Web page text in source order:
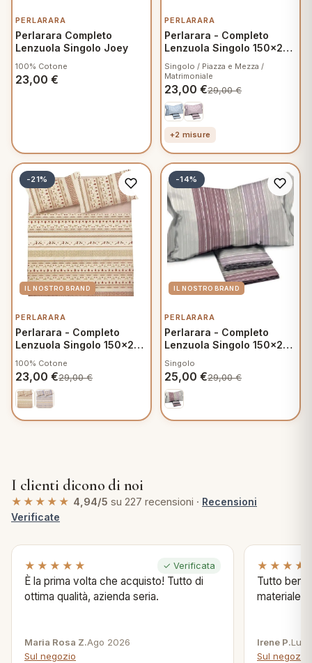
PERLARARA
Perlarara Completo
Lenzuola Singolo Joey
100% Cotone
23,00 €
PERLARARA
Perlarara - Completo
Lenzuola Singolo 150x280
cm in Flanella - Freya
D755
Singolo / Piazza e Mezza /
Matrimoniale
23,00 €29,00€
+2 misure
-21%
PERLARARA
Perlarara - Completo
Lenzuola Singolo 150x295
cm in Cotone - Lienz A162
100% Cotone
23,00 €29,00€
-14%
PERLARARA
Perlarara - Completo
Lenzuola Singolo 150x280
cm in Flanella - Dana
C305
Singolo
25,00 €29,00€
I clienti dicono di noi
★★★★★ 4,94/5 su 227 recensioni · Recensioni
Verificate
★★★★★ ✓ Verificata
È la prima volta che acquisto! Tutto di
ottima qualità, azienda seria.
Maria Rosa Z.Ago 2026
Sul negozio
Tutto bene
materiale .
Irene P.Lug
Sul negozio